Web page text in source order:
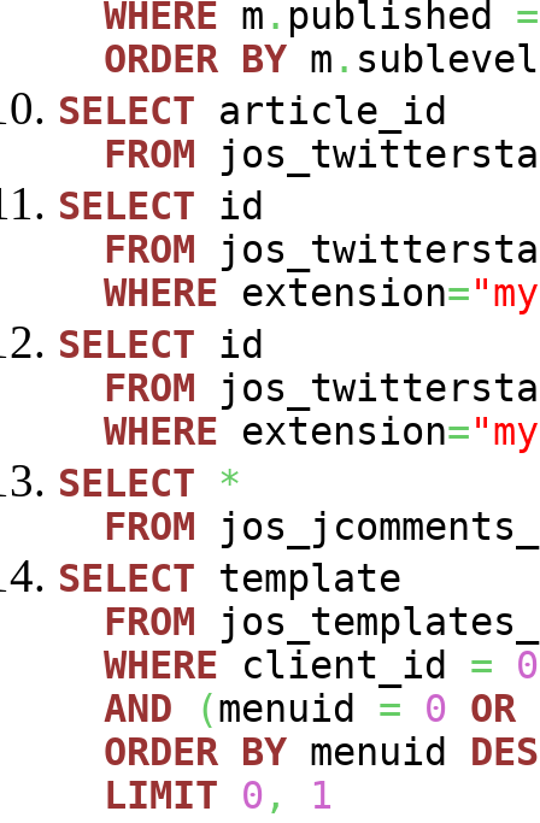
WHERE m . published =
ORDER BY m . sublevel
SELECT article_id
FROM
SELECT id
FROM
WHERE extension=
SELECT id
FROM
WHERE extension=
SELECT
*
FROM
SELECT template
FROM
WHERE client_id =
0
AND
(menuid = 0 OR
ORDER BY menuid
LIMIT
0 ,
1